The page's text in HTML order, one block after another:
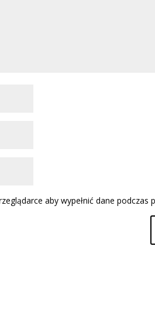
aby wypełnić dane podczas